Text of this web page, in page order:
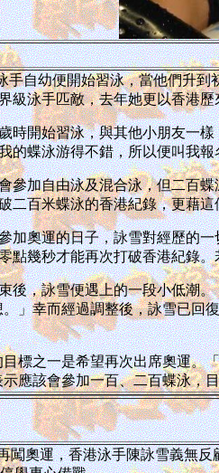
手自幼便開始習泳，當他們升
級泳手匹敵，去年她更以香港
時開始習泳，與其他小朋友一
的蝶泳游得不錯，所以便叫我
參加自由泳及混合泳，但二百
二百米蝶泳的香港紀錄，更藉
加奧運的日子，詠雪對經歷的
點幾秒才能再次打破香港紀錄
後，詠雪便遇上的一段小低潮
」幸而經過調整後，詠雪已回
標之一是希望再次出席奧運。
應該會參加一百、二百蝶泳，
闖奧運，香港泳手陳詠雪義無